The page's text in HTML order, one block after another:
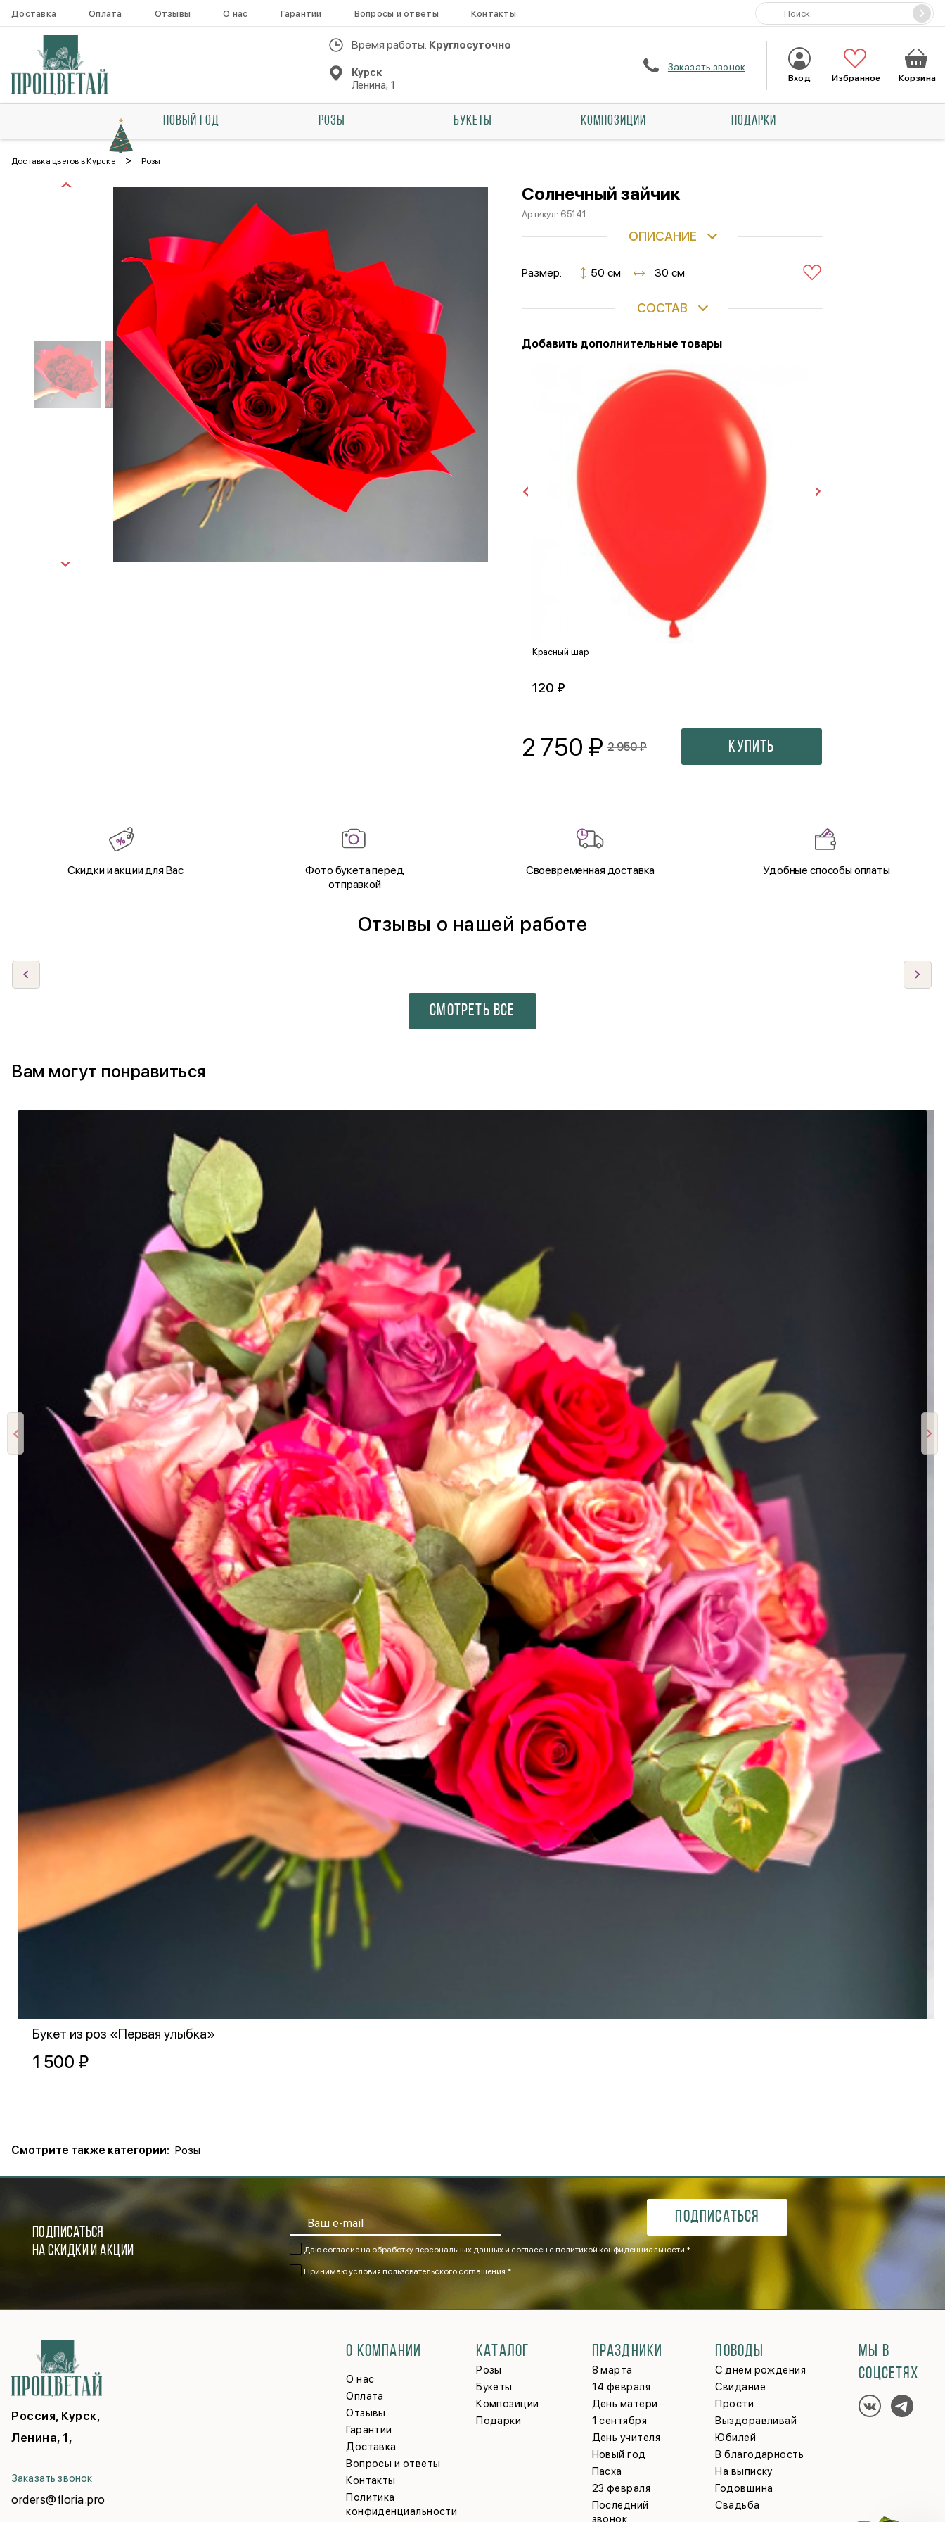
Доставка Оплата Отзывы О нас Гарантии Вопросы и ответы Контакты
Время работы: Круглосуточно
Курск
Ленина, 1
Заказать звонок
Вход Избранное Корзина
НОВЫЙ ГОД РОЗЫ БУКЕТЫ КОМПОЗИЦИИ ПОДАРКИ
Доставка цветов в Курске > Розы
Солнечный зайчик
Артикул: 65141
ОПИСАНИЕ
Размер: 50 см 30 см
СОСТАВ
Добавить дополнительные товары
Красный шар
120 ₽
2 750 ₽ 2 950 ₽ Купить
Скидки и акции для Вас
Фото букета перед
отправкой
Своевременная доставка Удобные способы оплаты
Отзывы о нашей работе
СМОТРЕТЬ ВСЕ
Вам могут понравиться
Букет из роз «Первая улыбка»
1 500 ₽
Смотрите также категории: Розы
ПОДПИСАТЬСЯ
НА СКИДКИ И АКЦИИ
Подписаться
Даю согласие на обработку персональных данных и согласен с политикой конфиденциальности *
Принимаюусловия пользовательского соглашения *
Россия, Курск,
Ленина, 1,
Заказать звонок
orders@floria.pro
О КОМПАНИИ
О нас
Оплата
Отзывы
Гарантии
Доставка
Вопросы и ответы
Контакты
Политика
конфиденциальности
КАТАЛОГ
Розы
Букеты
Композиции
Подарки
ПРАЗДНИКИ
8 марта
14 февраля
День матери
1 сентября
День учителя
Новый год
Пасха
23 февраля
Последний
звонок
ПОВОДЫ
С днем рождения
Свидание
Прости
Выздоравливай
Юбилей
В благодарность
На выписку
Годовщина
Свадьба
МЫ В
СОЦСЕТЯХ